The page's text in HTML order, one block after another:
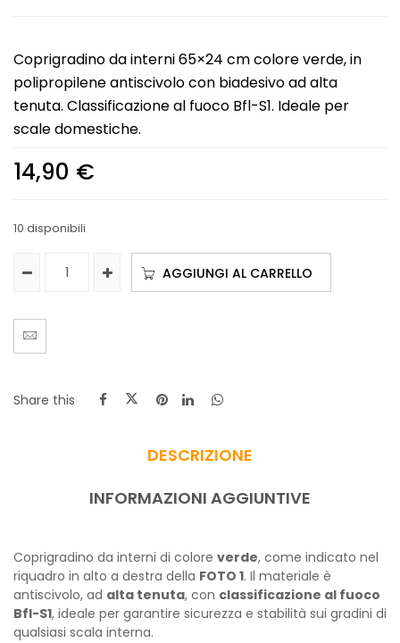
Coprigradino da interni 65×24 cm colore verde, in
polipropilene antiscivolo con biadesivo ad alta
tenuta. Classificazione al fuoco Bfl-S1. Ideale per
scale domestiche.
14,90 €
10 disponibili
AGGIUNGI AL CARRELLO
Share this
DESCRIZIONE
INFORMAZIONI AGGIUNTIVE
Coprigradino da interni di colore verde, come indicato nel
riquadro in alto a destra della FOTO 1. Il materiale è
antiscivolo, ad alta tenuta, con classificazione al fuoco
Bfl-S1, ideale per garantire sicurezza e stabilità sui gradini di
qualsiasi scala interna.